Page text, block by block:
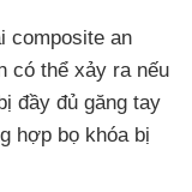
composite an
có thể xảy ra nếu
đầy đủ găng tay
hợp bọ khóa bị